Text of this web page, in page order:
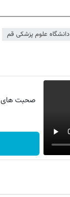
دانشگاه علوم پزشکی قم
صحبت های